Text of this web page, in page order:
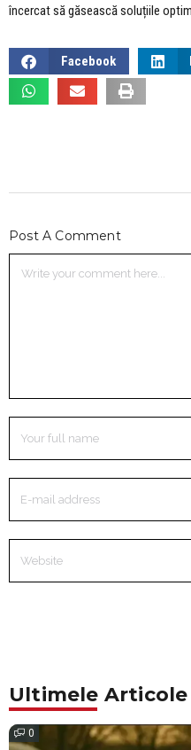
încercat să găsească soluțiile
Facebook
Post A Comment
Ultimele Articole
0